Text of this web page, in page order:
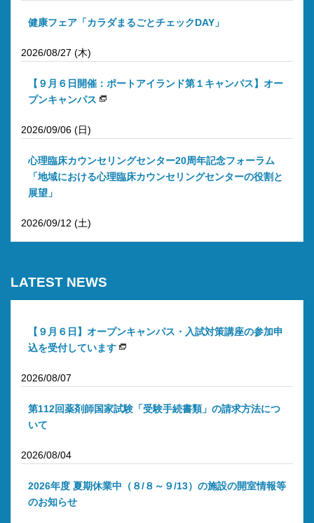
健康フェア「カラダまるごとチェックDAY」
2026/08/27 (木)
【９月６日開催：ポートアイランド第１キャンパス】オー
プンキャンパス
2026/09/06 (日)
心理臨床カウンセリングセンター20周年記念フォーラム
「地域における心理臨床カウンセリングセンターの役割と
展望」
2026/09/12 (土)
LATEST NEWS
【９月６日】オープンキャンパス・入試対策講座の参加申
込を受付しています
2026/08/07
第112回薬剤師国家試験「受験手続書類」の請求方法につ
いて
2026/08/04
2026年度 夏期休業中（８/８～９/13）の施設の開室情報等
のお知らせ